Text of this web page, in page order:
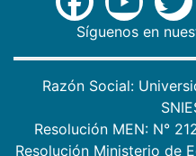
Síguenos en
Razón Social:
Resolución MEN: N°
Resolución Ministerio de